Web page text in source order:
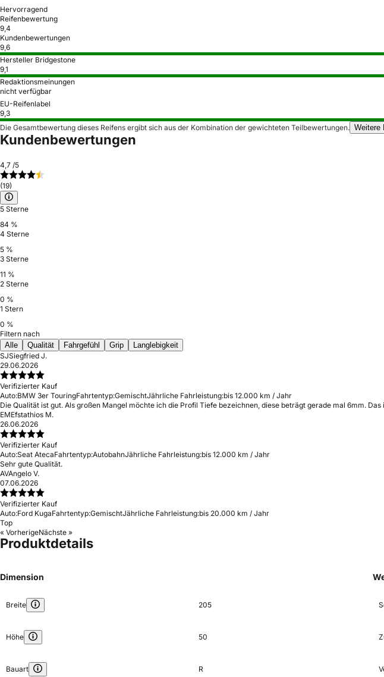
Hervorragend
Reifenbewertung
9,4
Kundenbewertungen
9,6
Hersteller Bridgestone
9,1
Redaktionsmeinungen
nicht verfügbar
EU-Reifenlabel
9,3
Die Gesamtbewertung dieses Reifens ergibt sich aus der Kombination der gewichteten Teilbewertungen. Weitere
Kundenbewertungen
4,7 /5
(19)
5 Sterne
84 %
4 Sterne
5 %
3 Sterne
11 %
2 Sterne
0 %
1 Stern
0 %
Filtern nach
Alle
Qualität Fahrgefühl Grip
Langlebigkeit
SJSiegfried J.
29.06.2026
Verifizierter Kauf
Auto:BMW 3er TouringFahrtentyp:GemischtJährliche Fahrleistung:bis 12.000 km / Jahr
Die Qualität ist gut. Als großen Mangel möchte ich die Profil Tiefe bezeichnen, diese beträgt gerade mal 6mm.
EMEfstathios M.
26.06.2026
Verifizierter Kauf
Auto:Seat AtecaFahrtentyp:AutobahnJährliche Fahrleistung:bis 12.000 km / Jahr
Sehr gute Qualität.
AVAngelo V.
07.06.2026
Verifizierter Kauf
Auto:Ford KugaFahrtentyp:GemischtJährliche Fahrleistung:bis 20.000 km / Jahr
Top
« VorherigeNächste »
Produktdetails
Dimension
Breite 205
Höhe 50
Bauart R